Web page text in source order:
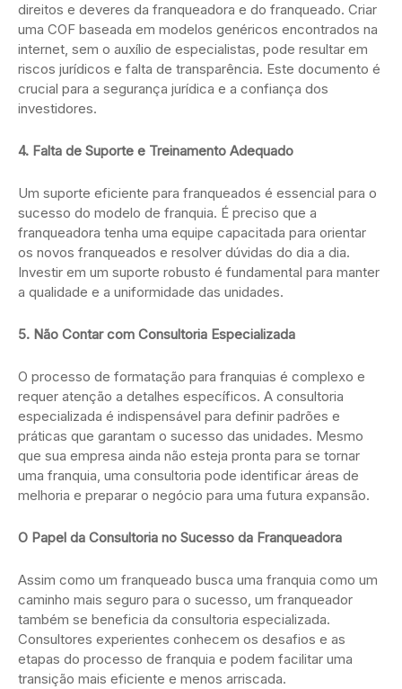
direitos e deveres da franqueadora e do franqueado. Criar
uma COF baseada em modelos genéricos encontrados na
internet, sem o auxílio de especialistas, pode resultar em
riscos jurídicos e falta de transparência. Este documento é
crucial para a segurança jurídica e a confiança dos
investidores.
4. Falta de Suporte e Treinamento Adequado
Um suporte eficiente para franqueados é essencial para o
sucesso do modelo de franquia. É preciso que a
franqueadora tenha uma equipe capacitada para orientar
os novos franqueados e resolver dúvidas do dia a dia.
Investir em um suporte robusto é fundamental para manter
a qualidade e a uniformidade das unidades.
5. Não Contar com Consultoria Especializada
O processo de formatação para franquias é complexo e
requer atenção a detalhes específicos. A consultoria
especializada é indispensável para definir padrões e
práticas que garantam o sucesso das unidades. Mesmo
que sua empresa ainda não esteja pronta para se tornar
uma franquia, uma consultoria pode identificar áreas de
melhoria e preparar o negócio para uma futura expansão.
O Papel da Consultoria no Sucesso da Franqueadora
Assim como um franqueado busca uma franquia como um
caminho mais seguro para o sucesso, um franqueador
também se beneficia da consultoria especializada.
Consultores experientes conhecem os desafios e as
etapas do processo de franquia e podem facilitar uma
transição mais eficiente e menos arriscada.